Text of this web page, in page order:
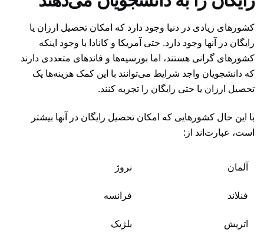
کشورهای زیادی در دنیا وجود دارد که امکان تحصیل ارزان یا
رایگان در آنها وجود دارد. حتی آمریکا و کانادا با وجود اینکه
کشورهای گرانی هستند، اما بورسیه‌ها و فاندهای متعددی دارند
که دانشجویان واجد شرایط می‌توانند با این کمک هزینه‌ها یک
تحصیل ارزان یا حتی رایگان را تجربه کنند.
با این حال کشورهایی که امکان تحصیل رایگان در آنها بیشتر
است، عبارت‌اند از:
آلمان نروژ
فنلاند فرانسه
اتریش بلژیک